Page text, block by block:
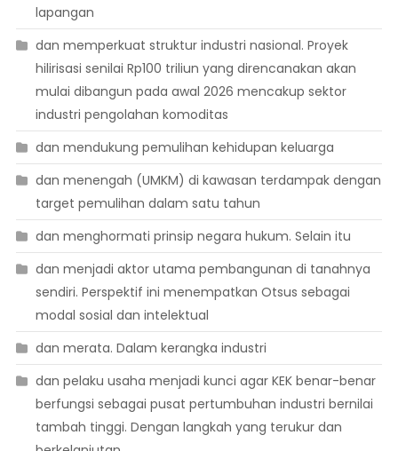
lapangan
dan memperkuat struktur industri nasional. Proyek
hilirisasi senilai Rp100 triliun yang direncanakan akan
mulai dibangun pada awal 2026 mencakup sektor
industri pengolahan komoditas
dan mendukung pemulihan kehidupan keluarga
dan menengah (UMKM) di kawasan terdampak dengan
target pemulihan dalam satu tahun
dan menghormati prinsip negara hukum. Selain itu
dan menjadi aktor utama pembangunan di tanahnya
sendiri. Perspektif ini menempatkan Otsus sebagai
modal sosial dan intelektual
dan merata. Dalam kerangka industri
dan pelaku usaha menjadi kunci agar KEK benar-benar
berfungsi sebagai pusat pertumbuhan industri bernilai
tambah tinggi. Dengan langkah yang terukur dan